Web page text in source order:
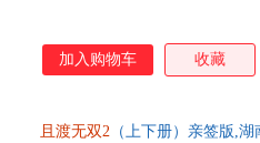
加入购物车 收藏
且渡无双2 （上下册）亲签版,